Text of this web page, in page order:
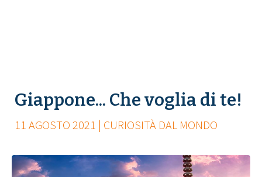
Giappone... Che voglia di te!
11 AGOSTO 2021 | CURIOSITÀ DAL MONDO